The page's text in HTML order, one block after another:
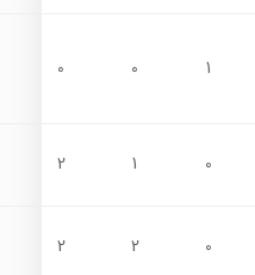
1
0
0
0
1
2
0
2
2